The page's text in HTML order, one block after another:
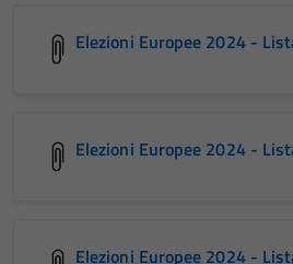
Elezioni Europee 2024 -
Elezioni Europee 2024 -
Elezioni Europee 2024 -